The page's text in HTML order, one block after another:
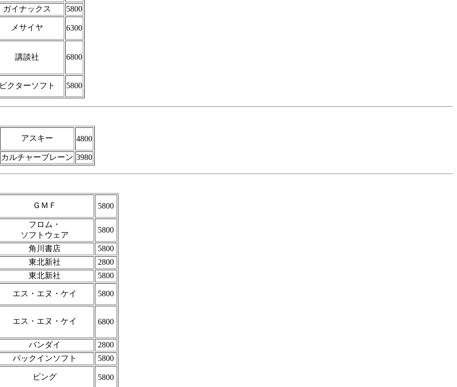
ガイナックス 5800
メサイヤ 6300
講談社 6800
ビクターソフト 5800
アスキー 4800
カルチャーブレーン 3980
ＧＭＦ 5800
フロム・
ソフトウェア
5800
角川書店
5800
東北新社
2800
東北新社 5800
エス・エヌ・ケイ 5800
エス・エヌ・ケイ 6800
バンダイ
2800
パックインソフト 5800
ビング 5800